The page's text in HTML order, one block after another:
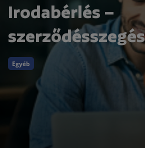
Irodabérlés –
szerződésszegés
Egyéb